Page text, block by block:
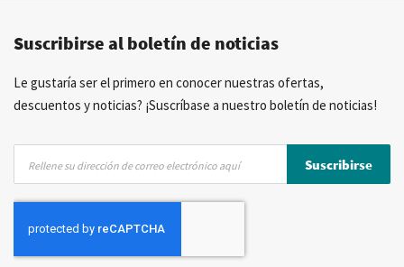
Asesoramiento personal
Más de 40 años de experiencia
Posibilidad de crear marca privada
Suscribirse al boletín de noticias
Le gustaría ser el primero en conocer nuestras ofertas,
descuentos y noticias? ¡Suscríbase a nuestro boletín de noticias!
nuestro
boletín
Suscribirse